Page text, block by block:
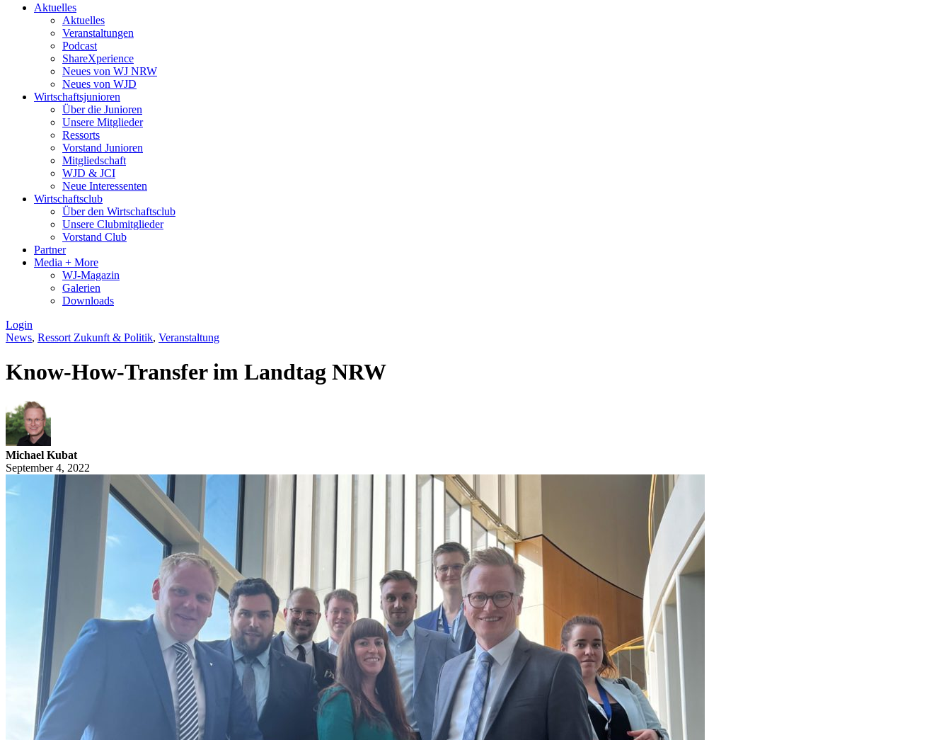
Aktuelles
Aktuelles
Veranstaltungen
Podcast
ShareXperience
Neues von WJ NRW
Neues von WJD
Wirtschaftsjunioren
Über die Junioren
Unsere Mitglieder
Ressorts
Vorstand Junioren
Mitgliedschaft
WJD & JCI
Neue Interessenten
Wirtschaftsclub
Über den Wirtschaftsclub
Unsere Clubmitglieder
Vorstand Club
Partner
Media + More
WJ-Magazin
Galerien
Downloads
Login
News, Ressort Zukunft & Politik, Veranstaltung
Know-How-Transfer im Landtag NRW
Michael Kubat
September 4, 2022